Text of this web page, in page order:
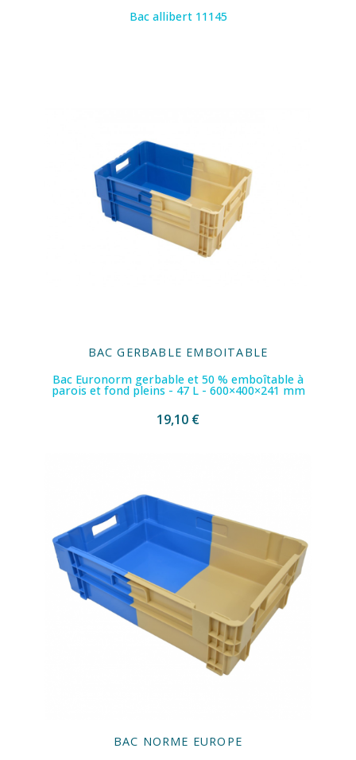
Bac allibert 11145
BAC GERBABLE EMBOITABLE
Bac Euronorm gerbable et 50 % emboîtable à
parois et fond pleins - 47 L - 600×400×241 mm
19,10 €
BAC NORME EUROPE